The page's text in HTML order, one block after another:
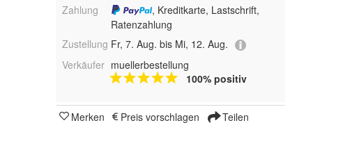
Zahlung
, Kreditkarte, Lastschrift,
Ratenzahlung
Zustellung Fr, 7. Aug. bis Mi, 12. Aug.
Verkäufer muellerbestellung
100% positiv
Merken Preis vorschlagen Teilen